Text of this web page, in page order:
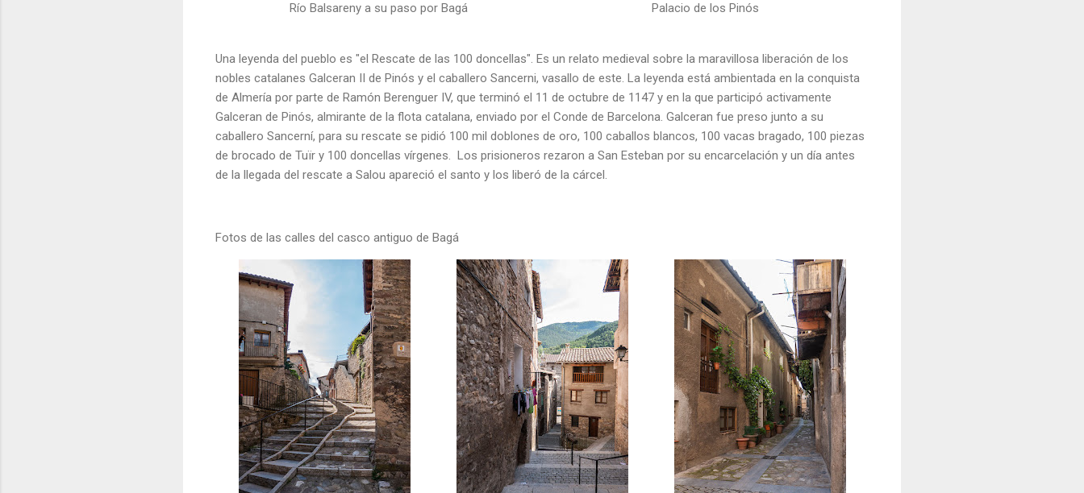
Río Balsareny a su paso por Bagá Palacio de los Pinós
Una leyenda del pueblo es "el Rescate de las 100 doncellas". Es un relato medieval sobre la maravillosa liberación de los
nobles catalanes Galceran II de Pinós y el caballero Sancerni, vasallo de este. La leyenda está ambientada en la conquista
de Almería por parte de Ramón Berenguer IV, que terminó el 11 de octubre de 1147 y en la que participó activamente
Galceran de Pinós, almirante de la flota catalana, enviado por el Conde de Barcelona. Galceran fue preso junto a su
caballero Sancerní, para su rescate se pidió 100 mil doblones de oro, 100 caballos blancos, 100 vacas bragado, 100 piezas
de brocado de Tuïr y 100 doncellas vírgenes. Los prisioneros rezaron a San Esteban por su encarcelación y un día antes
de la llegada del rescate a Salou apareció el santo y los liberó de la cárcel.
Fotos de las calles del casco antiguo de Bagá